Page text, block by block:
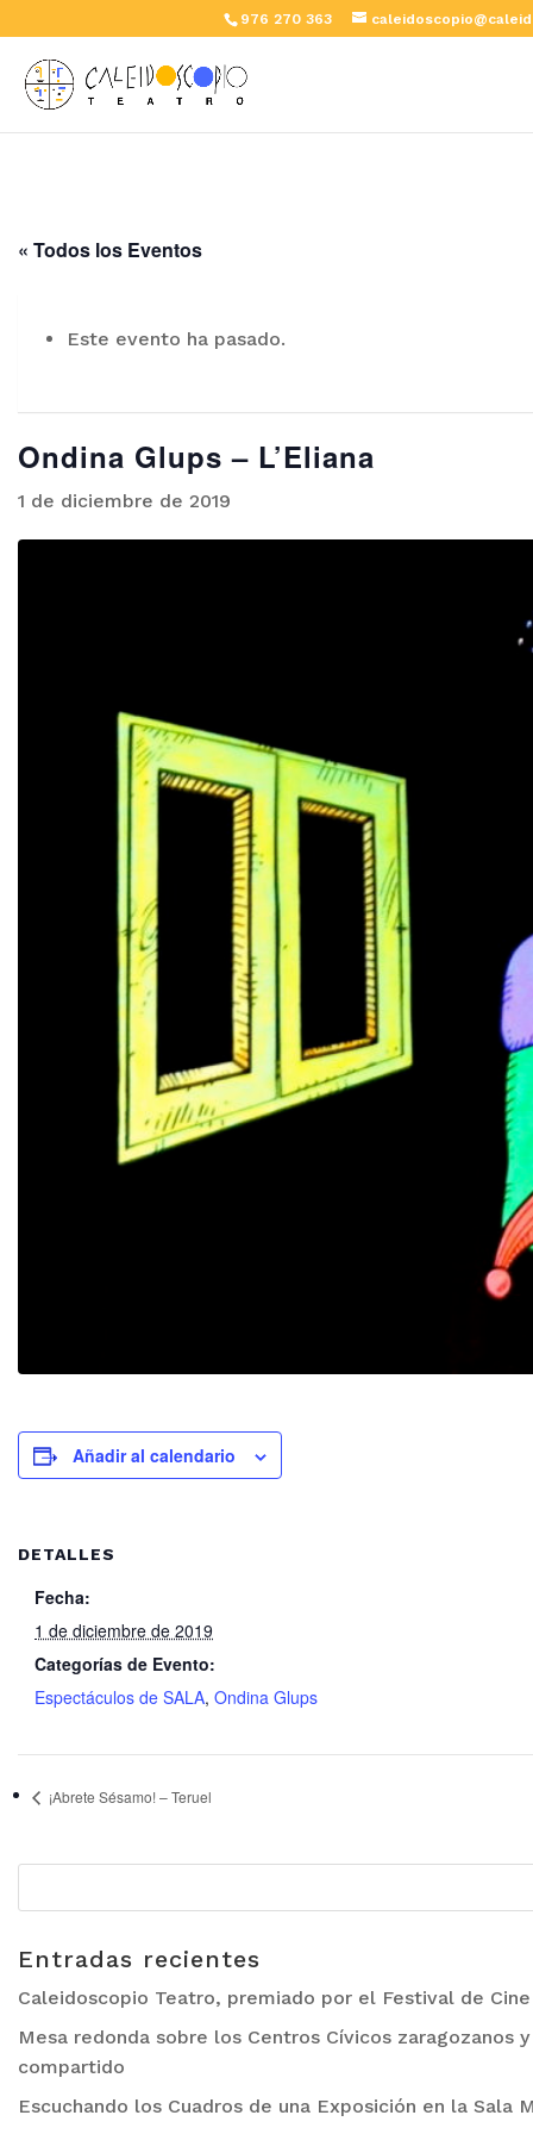
976 270 363
« Todos los Eventos
Este evento ha pasado.
Ondina Glups – L’Eliana
1 de diciembre de 2019
Añadir al calendario
DETALLES
Fecha:
1 de diciembre de 2019
Categorías de Evento:
Espectáculos de SALA, Ondina Glups
¡Abrete Sésamo! – Teruel
Entradas recientes
Caleidoscopio Teatro, premiado por el Festival de
Mesa redonda sobre los Centros Cívicos zaragozanos
compartido
Escuchando los Cuadros de una Exposición en la Sala